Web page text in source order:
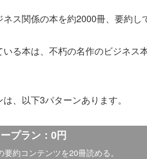
ネス関係の本を約2000冊、要約
いる本は、不朽の名作のビジネス
、以下3パターンあります。
プラン：0円
要約コンテンツを20冊読める。